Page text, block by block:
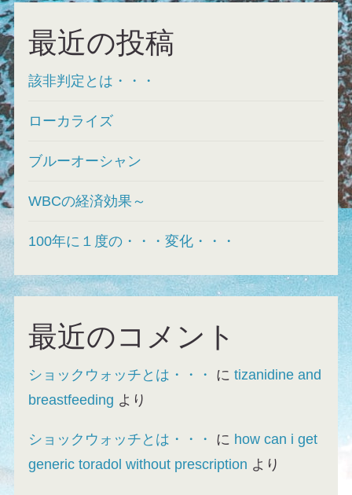
最近の投稿
該非判定とは・・・
ローカライズ
ブルーオーシャン
WBCの経済効果～
100年に１度の・・・変化・・・
最近のコメント
ショックウォッチとは・・・ に tizanidine and
breastfeeding より
ショックウォッチとは・・・ に how can i get
generic toradol without prescription より